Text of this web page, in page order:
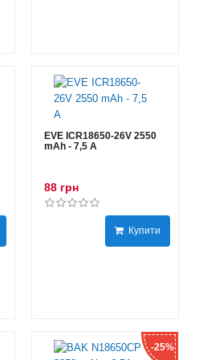
EVE ICR18650-26V 2550
mAh - 7,5 А
88 грн
Купити
-25%